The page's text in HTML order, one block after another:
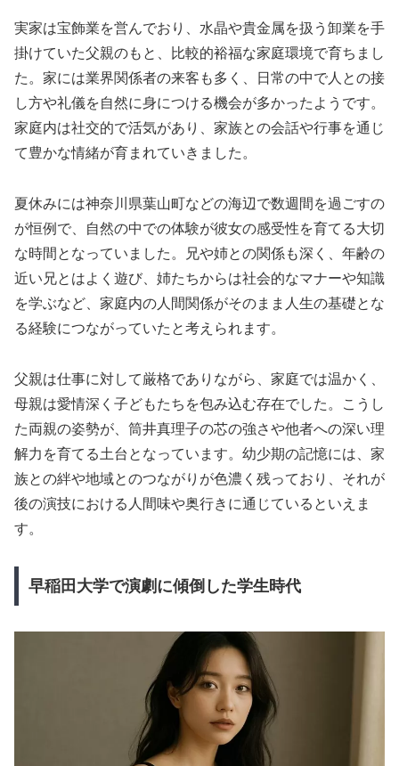
実家は宝飾業を営んでおり、水晶や貴金属を扱う卸業を手
掛けていた父親のもと、比較的裕福な家庭環境で育ちまし
た。家には業界関係者の来客も多く、日常の中で人との接
し方や礼儀を自然に身につける機会が多かったようです。
家庭内は社交的で活気があり、家族との会話や行事を通じ
て豊かな情緒が育まれていきました。
夏休みには神奈川県葉山町などの海辺で数週間を過ごすの
が恒例で、自然の中での体験が彼女の感受性を育てる大切
な時間となっていました。兄や姉との関係も深く、年齢の
近い兄とはよく遊び、姉たちからは社会的なマナーや知識
を学ぶなど、家庭内の人間関係がそのまま人生の基礎とな
る経験につながっていたと考えられます。
父親は仕事に対して厳格でありながら、家庭では温かく、
母親は愛情深く子どもたちを包み込む存在でした。こうし
た両親の姿勢が、筒井真理子の芯の強さや他者への深い理
解力を育てる土台となっています。幼少期の記憶には、家
族との絆や地域とのつながりが色濃く残っており、それが
後の演技における人間味や奥行きに通じているといえま
す。
早稲田大学で演劇に傾倒した学生時代